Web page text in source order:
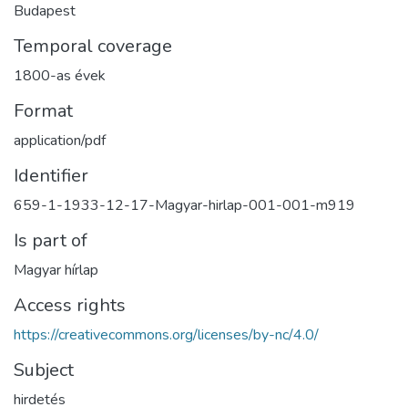
Budapest
Temporal coverage
1800-as évek
Format
application/pdf
Identifier
659-1-1933-12-17-Magyar-hirlap-001-001-m919
Is part of
Magyar hírlap
Access rights
https://creativecommons.org/licenses/by-nc/4.0/
Subject
hirdetés